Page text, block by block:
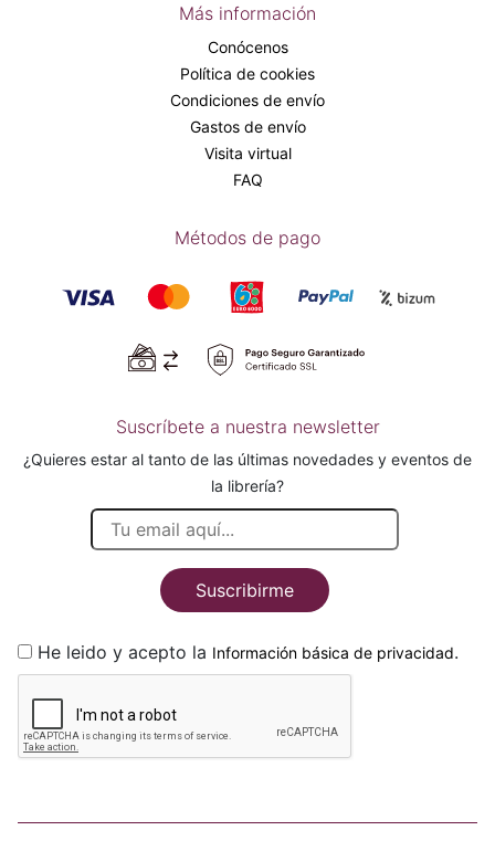
Más información
Conócenos
Política de cookies
Condiciones de envío
Gastos de envío
Visita virtual
FAQ
Métodos de pago
Suscríbete a nuestra newsletter
¿Quieres estar al tanto de las últimas novedades y eventos de
la librería?
Suscribirme
He leido y acepto la Información básica de privacidad.